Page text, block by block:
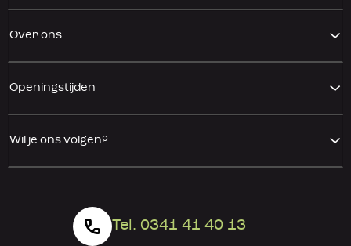
Over ons
Openingstijden
Wil je ons volgen?
Tel. 0341 41 40 13